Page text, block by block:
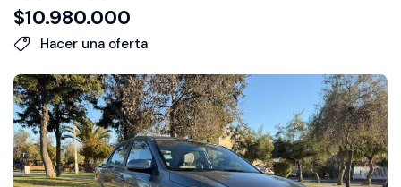
$10.980.000
Hacer una oferta